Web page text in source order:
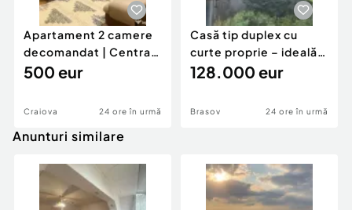
Apartament 2 camere
decomandat | Centrală
proprie | 60 mp |
500 eur
Craiova 24 ore în urmă
Casă tip duplex cu
curte proprie – ideală
pentru renovar
128.000 eur
Brasov 24 ore în urmă
Anunturi similare